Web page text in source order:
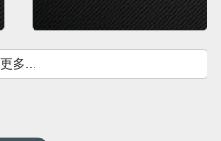
更多...